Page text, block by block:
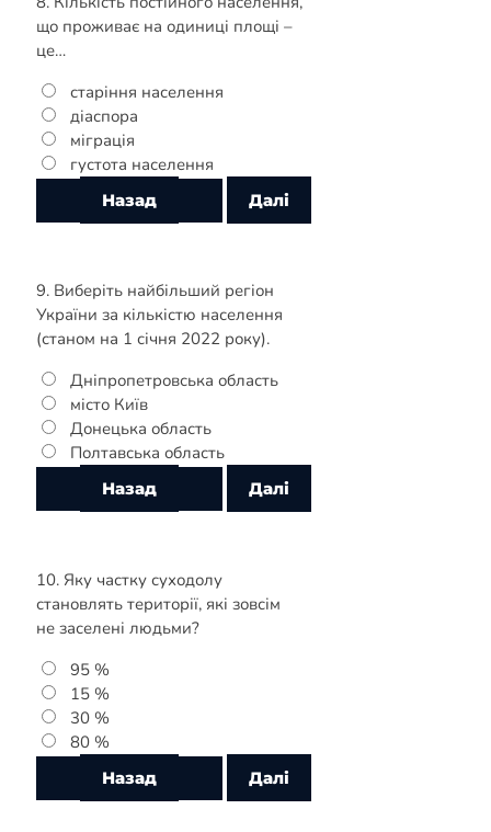
що проживає на одиниці площі –
це…
старіння населення
діаспора
міграція
густота населення
9. Виберіть найбільший регіон
України за кількістю населення
(станом на 1 січня 2022 року).
Дніпропетровська область
місто Київ
Донецька область
Полтавська область
10. Яку частку суходолу
становлять території, які зовсім
не заселені людьми?
95 %
15 %
30 %
80 %